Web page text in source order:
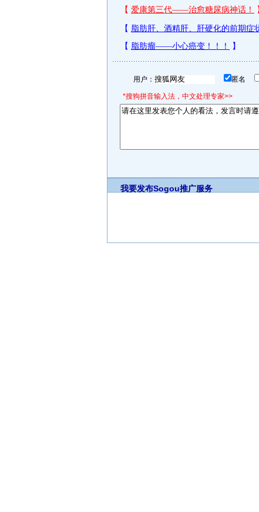
用户： 匿名
*搜狗拼音输入法，中文处理专家>>
我要发布Sogou推广服务